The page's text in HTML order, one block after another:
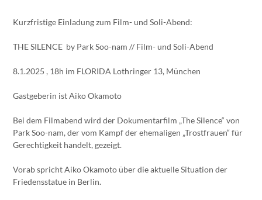
Kurzfristige Einladung zum Film- und Soli-Abend:
THE SILENCE by Park Soo-nam // Film- und Soli-Abend
8.1.2025 , 18h im FLORIDA Lothringer 13, München
Gastgeberin ist Aiko Okamoto
Bei dem Filmabend wird der Dokumentarfilm „The Silence“ von
Park Soo-nam, der vom Kampf der ehemaligen „Trostfrauen“ für
Gerechtigkeit handelt, gezeigt.
Vorab spricht Aiko Okamoto über die aktuelle Situation der
Friedensstatue in Berlin.